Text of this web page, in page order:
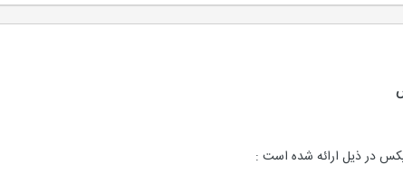
در ذیل ارائه شده است :